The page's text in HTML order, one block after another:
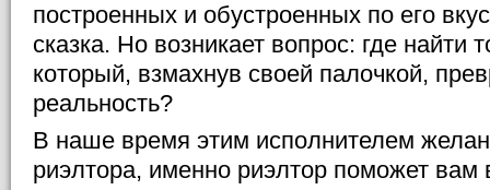
построенных и обустроенных по его
сказка. Но возникает вопрос: где найти
который, взмахнув своей палочкой,
реальность?
В наше время этим исполнителем
риэлтора, именно риэлтор поможет вам